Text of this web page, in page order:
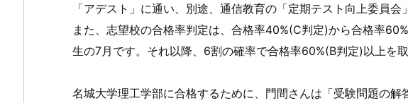
「アデスト」に通い、別途、通信教育の「定期テスト向上委員会
また、志望校の合格率判定は、合格率40%(C判定)から合格率
生の7月です。それ以降、6割の確率で合格率60%(B判定)以上を取
名城大学理工学部に合格するために、門間さんは「受験問題の解